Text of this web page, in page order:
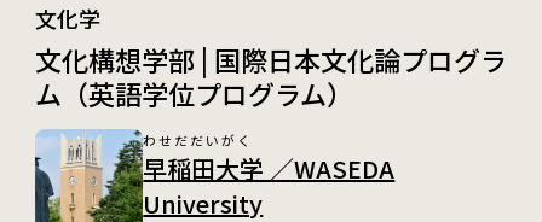
文化学
文化構想学部 | 国際日本文化論プログラ
ム（英語学位プログラム）
わせだだいがく
早稲田大学 ／WASEDA
University